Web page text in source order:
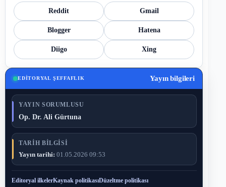
Reddit Gmail
Blogger Hatena
Diigo Xing
EDITORYAL ŞEFFAFLIK Yayın bilgileri
YAYIN SORUMLUSU
Op. Dr. Ali Gürtuna
TARIH BILGISI
Yayın tarihi: 01.05.2026 09:53
Editoryal ilkelerKaynak politikasıDüzeltme politikası